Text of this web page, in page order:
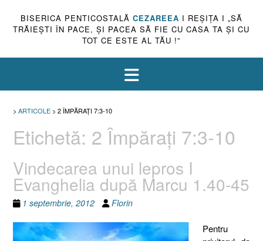
BISERICA PENTICOSTALĂ CEZAREEA I REŞIŢA I „SĂ
TRĂIEŞTI ÎN PACE, ŞI PACEA SĂ FIE CU CASA TA ŞI CU
TOT CE ESTE AL TĂU !”
> ARTICOLE > 2 ÎMPĂRAŢI 7:3-10
Etichetă: 2 Împăraţi 7:3-10
Vindecarea unui lepros I
Evanghelia după Marcu 1.40-45
1 septembrie, 2012 Florin
Pentru